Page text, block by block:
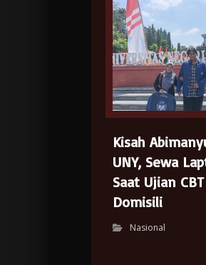
Kisah
UNY, Sewa
Saat Ujian CBT
Domisili
Nasional